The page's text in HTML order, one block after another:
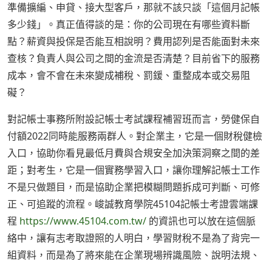
準備擴編、申貸、接大型客戶，那就不該只談「這個月記帳
多少錢」。真正值得談的是：你的公司現在有哪些資料斷
點？薪資與投保是否能互相說明？費用認列是否能面對未來
查核？負責人與公司之間的金流是否清楚？目前省下的服務
成本，會不會在未來變成補稅、罰鍰、重整成本或交易阻
礙？
對記帳士事務所附設記帳士考試課程補習班而言，勞健保自
付額2022同時能服務兩群人。對企業主，它是一個財稅健檢
入口，協助你看見最低月費與合規安全加決策洞察之間的差
距；對考生，它是一個實務學習入口，讓你理解記帳士工作
不是只做題目，而是協助企業把模糊問題拆成可判斷、可修
正、可追蹤的流程。峻誠教育學院45104記帳士考證雲端課
程 https://www.45104.com.tw/ 的資訊也可以放在這個脈
絡中，讓有志考取證照的人明白，學習財稅不是為了背完一
組資料，而是為了將來能在企業現場辨識風險、說明法規、